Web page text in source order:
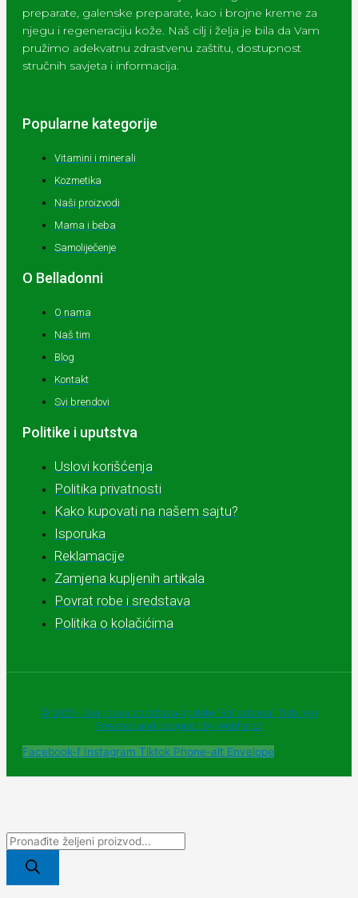
preparate, galenske preparate, kao i brojne kreme za
njegu i regeneraciju kože. Naš cilj i želja je bila da Vam
pružimo adekvatnu zdrastvenu zaštitu, dostupnost
stručnih savjeta i informacija.
Popularne kategorije
Vitamini i minerali
Kozmetika
Naši proizvodi
Mama i beba
Samoliječenje
O Belladonni
O nama
Naš tim
Blog
Kontakt
Svi brendovi
Politike i uputstva
Uslovi korišćenja
Politika privatnosti
Kako kupovati na našem sajtu?
Isporuka
Reklamacije
Zamjena kupljenih artikala
Povrat robe i sredstava
Politika o kolačićima
© 2025 - Sva prava zadržava Apoteke "Belladonna" Trebinje |
Powered and designed by Webherzz
Facebook-f Instagram Tiktok Phone-alt Envelope